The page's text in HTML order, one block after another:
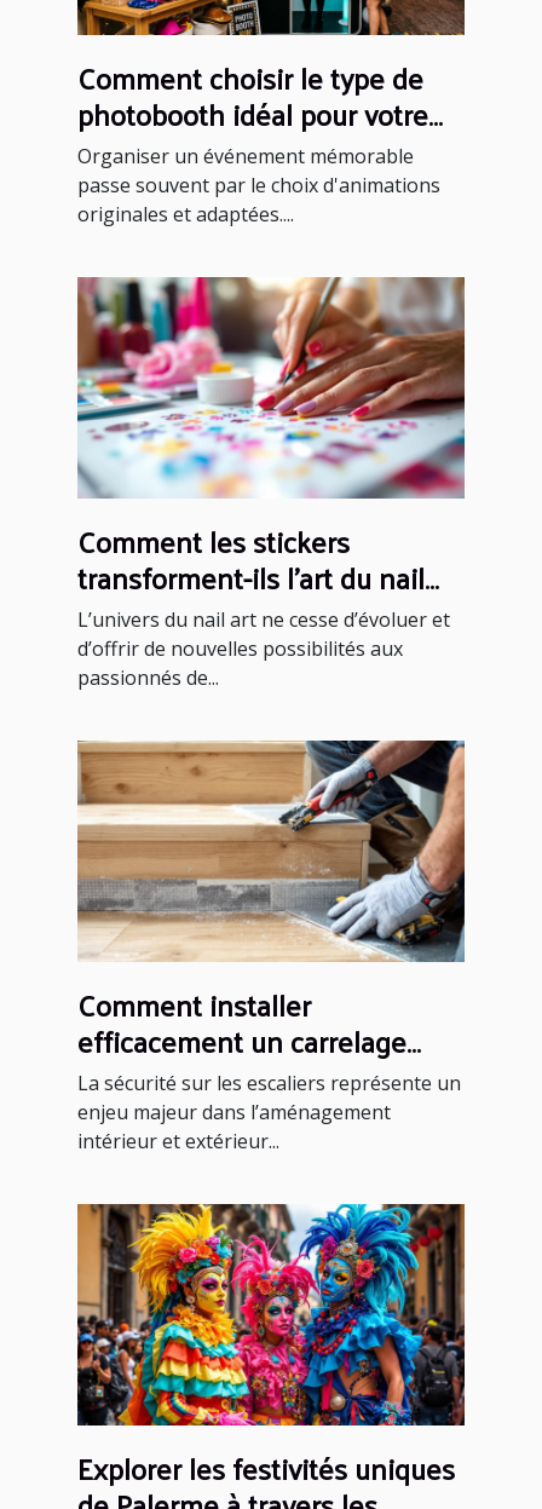
Comment choisir le type de
photobooth idéal pour votre
événement ?
Organiser un événement mémorable
passe souvent par le choix d'animations
originales et adaptées....
Comment les stickers
transforment-ils l'art du nail
art ?
L’univers du nail art ne cesse d’évoluer et
d’offrir de nouvelles possibilités aux
passionnés de...
Comment installer
efficacement un carrelage
antidérapant sur un escalier ?
La sécurité sur les escaliers représente un
enjeu majeur dans l’aménagement
intérieur et extérieur...
Explorer les festivités uniques